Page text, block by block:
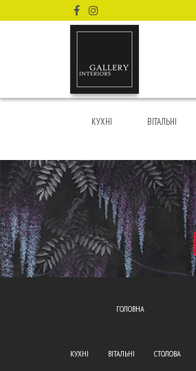
КУХНІ ВІТАЛЬНІ
ГОЛОВНА
КУХНІ ВІТАЛЬНІ СТОЛОВА